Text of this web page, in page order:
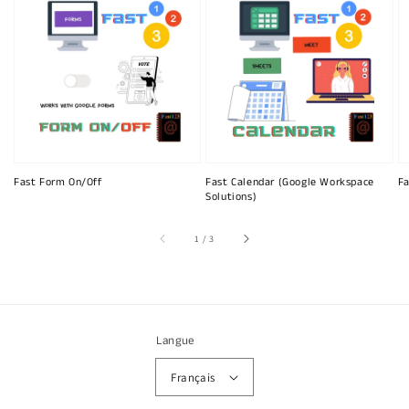
Fast Form On/Off
Fast Calendar (Google Workspace
Solutions)
1 /sur
3
Langue
Français